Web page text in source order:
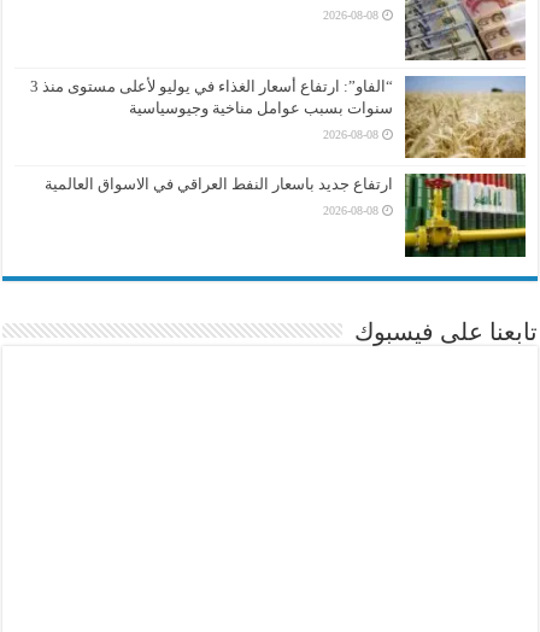
2026-08-08
“الفاو”: ارتفاع أسعار الغذاء في يوليو لأعلى مستوى منذ 3
سنوات بسبب عوامل مناخية وجيوسياسية
2026-08-08
ارتفاع جديد باسعار النفط العراقي في الاسواق العالمية
2026-08-08
تابعنا على فيسبوك